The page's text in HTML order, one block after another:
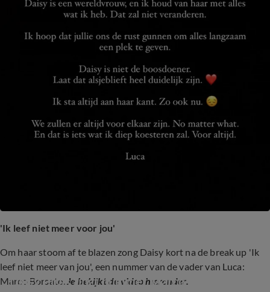
'Ik leef niet meer voor jou'
Om haar stoom af te blazen zong Daisy kort na de break up 'Ik
leef niet meer van jou', een nummer van de vader van Luca:
Marco Borsato.Je bekijkt de video hieronder.
Daisy Piras zingt nummer Marco Borsato